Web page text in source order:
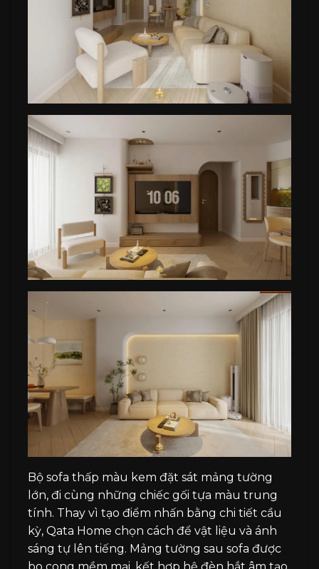
Bộ sofa thấp màu kem đặt sát mảng tường
lớn, đi cùng những chiếc gối tựa màu trung
tính. Thay vì tạo điểm nhấn bằng chi tiết cầu
kỳ, Qata Home chọn cách để vật liệu và ánh
sáng tự lên tiếng. Mảng tường sau sofa được
bo cong mềm mại, kết hợp hệ đèn hắt âm tạo